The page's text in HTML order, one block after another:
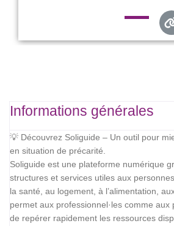
Informations générales
💡 Découvrez Soliguide – Un outil pour
en situation de précarité.
Soliguide est une plateforme numérique
structures et services utiles aux
la santé, au logement, à l’alimentation,
permet aux professionnel·les comme
de repérer rapidement les ressources